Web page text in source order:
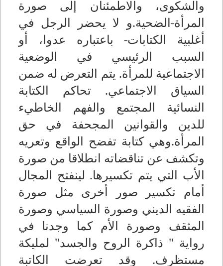
والشكوى، والاطمئنان إلى صورة
المرأة-الضحية.و لا يحضر الرجل في
أغلبية الكتابات- باعتباره عدوا، أو
السبب الرئيسي في الوضعية
الاجتماعية للمرأة. يتم التعرض له ضمن
السياق الاجتماعي. تحاكم الكتابة
النسائية المجتمع والفهم الخاطيء
للدين والقوانين المجحفة في حق
المرأة.وهي كتابة تفضح الواقع وتعريه
وتكشف عن تناقضاته انطلاقا من صورة
الأب التي يتم تكسيرها. لينفتح المجال
أمام تكسير صور أخرى مثل صورة
الفقيه الديني وصورة السياسي وصورة
المثقف وصورة الأم كما وجدنا في
رواية " ذاكرة الروح والجسد" لمليكة
مستظرف. وقد تعرضت الكاتبة